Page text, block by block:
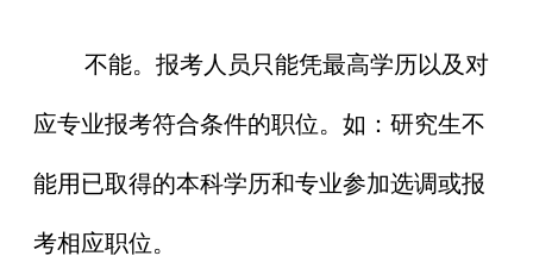
不能。报考人员只能凭最高学历以及对
应专业报考符合条件的职位。如：研究生不
能用已取得的本科学历和专业参加选调或报
考相应职位。